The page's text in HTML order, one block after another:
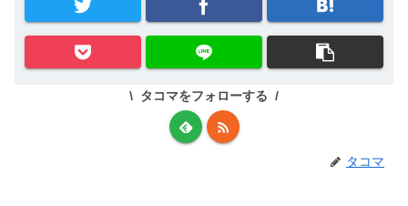
タコマをフォローする
タコマ